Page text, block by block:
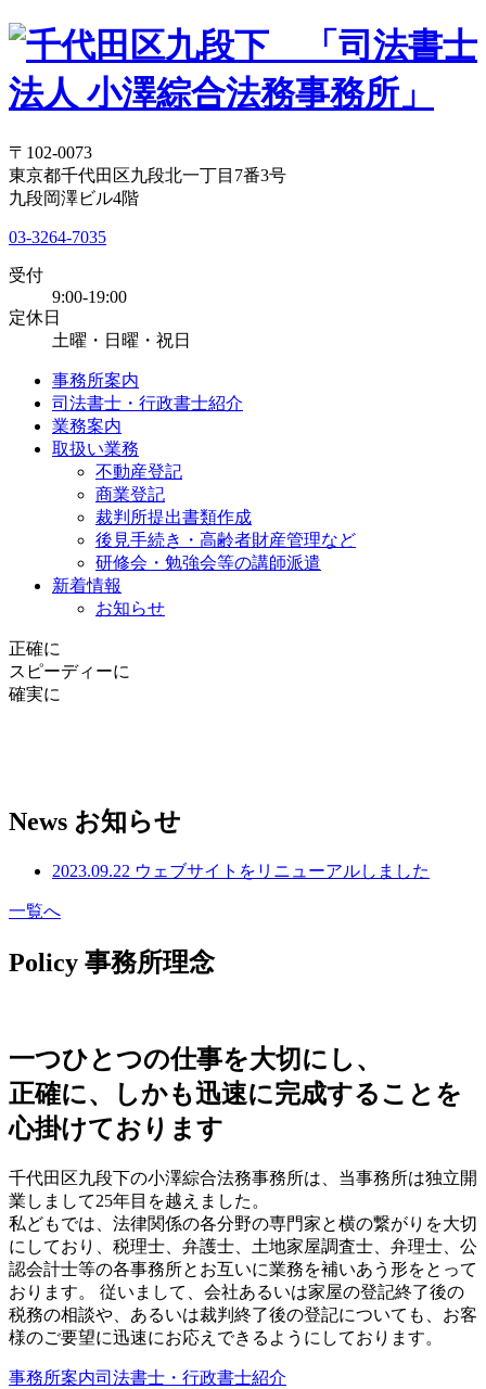
〒102-0073
東京都千代田区九段北一丁目7番3号
九段岡澤ビル4階
03-3264-7035
受付
9:00-19:00
定休日
土曜・日曜・祝日
事務所案内
司法書士・行政書士紹介
業務案内
取扱い業務
不動産登記
商業登記
裁判所提出書類作成
後見手続き・高齢者財産管理など
研修会・勉強会等の講師派遣
新着情報
お知らせ
正確に
スピーディーに
確実に
News お知らせ
2023.09.22 ウェブサイトをリニューアルしました
一覧へ
Policy 事務所理念
一つひとつの仕事を大切にし、
正確に、しかも迅速に完成することを
心掛けております
千代田区九段下の小澤綜合法務事務所は、当事務所は独立開
業しまして25年目を越えました。
私どもでは、法律関係の各分野の専門家と横の繋がりを大切
にしており、税理士、弁護士、土地家屋調査士、弁理士、公
認会計士等の各事務所とお互いに業務を補いあう形をとって
おります。 従いまして、会社あるいは家屋の登記終了後の
税務の相談や、あるいは裁判終了後の登記についても、お客
様のご要望に迅速にお応えできるようにしております。
事務所案内司法書士・行政書士紹介